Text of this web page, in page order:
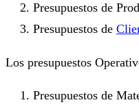
Presupuestos de
Presupuestos de
Los presupuestos
Presupuestos de